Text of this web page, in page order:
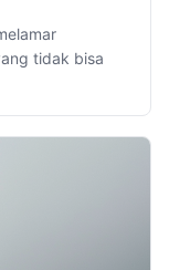
tidak bisa